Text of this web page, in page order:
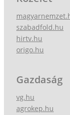
szabadfold.hu
hirtv.hu
origo.hu
Gazdaság
vg.hu
agrokep.hu